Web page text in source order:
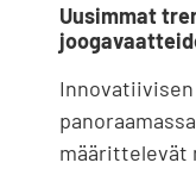
Uusimmat
määrittelevät